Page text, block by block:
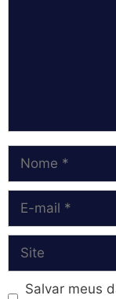
mail
Salvar meus